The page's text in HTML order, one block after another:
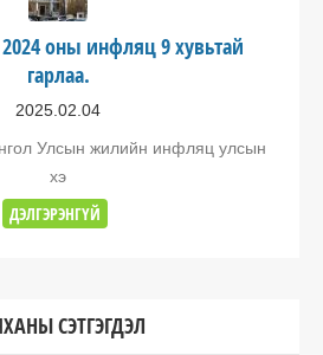
оны инфляц 9 хувьтай
гарлаа.
2025.02.04
Улсын жилийн инфляц улсын
хэ
ДЭЛГЭРЭНГҮЙ
СЭТГЭГДЭЛ